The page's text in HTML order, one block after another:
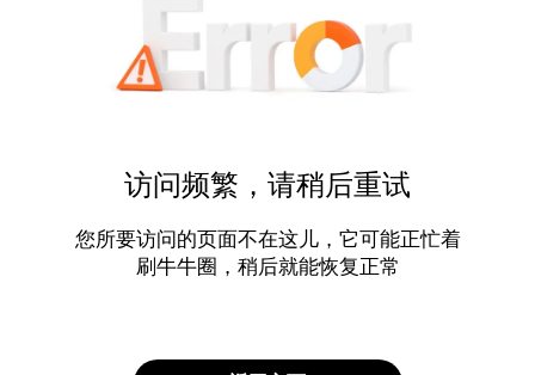
访问频繁，请稍后重试
您所要访问的页面不在这儿，它可能正忙着
刷牛牛圈，稍后就能恢复正常